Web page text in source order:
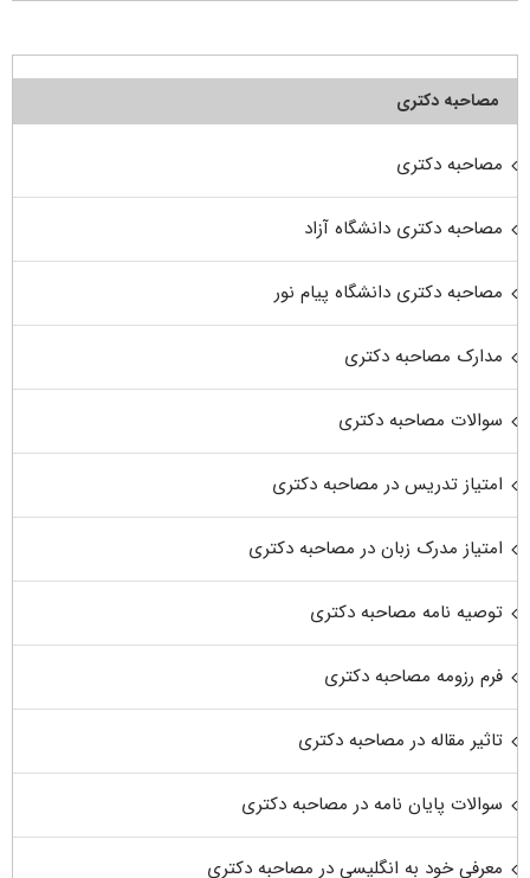
مصاحبه دکتری
مصاحبه دکتری
مصاحبه دکتری دانشگاه آزاد
مصاحبه دکتری دانشگاه پیام نور
مدارک مصاحبه دکتری
سوالات مصاحبه دکتری
امتیاز تدریس در مصاحبه دکتری
امتیاز مدرک زبان در مصاحبه دکتری
توصیه نامه مصاحبه دکتری
فرم رزومه مصاحبه دکتری
تاثیر مقاله در مصاحبه دکتری
سوالات پایان نامه در مصاحبه دکتری
معرفی خود به انگلیسی در مصاحبه دکتری